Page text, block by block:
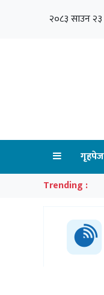
२०८३ साउन
गृहपेज
Trending :